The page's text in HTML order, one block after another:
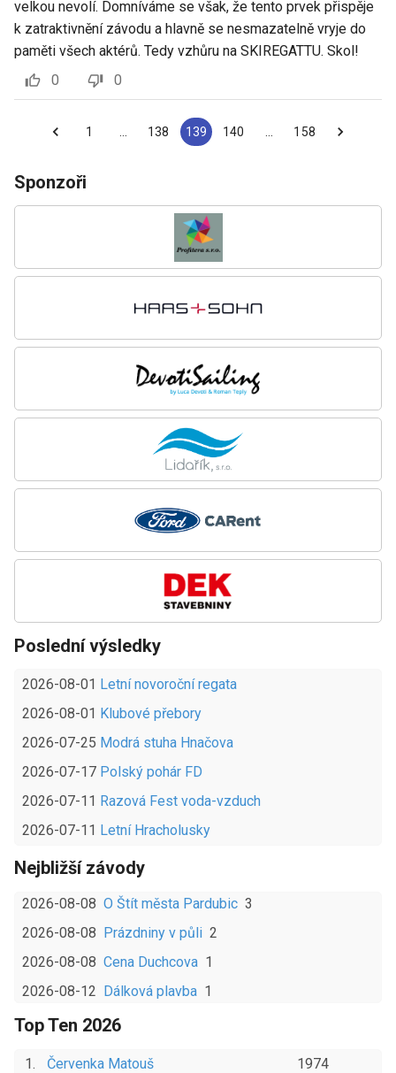
velkou nevolí. Domníváme se však, že tento prvek přispěje
k zatraktivnění závodu a hlavně se nesmazatelně vryje do
paměti všech aktérů. Tedy vzhůru na SKIREGATTU. Skol!
0
0
1 138 139 140 158
Sponzoři
Poslední výsledky
2026-08-01 Letní novoroční regata
2026-08-01 Klubové přebory
2026-07-25 Modrá stuha Hnačova
2026-07-17 Polský pohár FD
2026-07-11 Razová Fest voda-vzduch
2026-07-11 Letní Hracholusky
Nejbližší závody
2026-08-08 O Štít města Pardubic 3
2026-08-08 Prázdniny v půli 2
2026-08-08 Cena Duchcova 1
2026-08-12 Dálková plavba 1
Top Ten 2026
1. Červenka Matouš
1974